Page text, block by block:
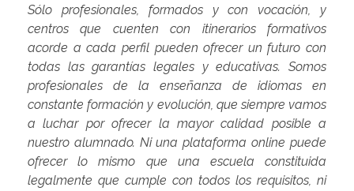
Sólo profesionales, formados y con vocación, y
centros que cuenten con itinerarios formativos
acorde a cada perfil pueden ofrecer un futuro con
todas las garantías legales y educativas. Somos
profesionales de la enseñanza de idiomas en
constante formación y evolución, que siempre vamos
a luchar por ofrecer la mayor calidad posible a
nuestro alumnado. Ni una plataforma online puede
ofrecer lo mismo que una escuela constituida
legalmente que cumple con todos los requisitos, ni